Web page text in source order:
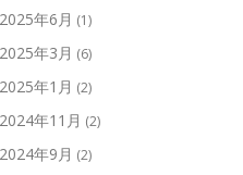
2025年6月 (1)
2025年3月 (6)
2025年1月 (2)
2024年11月 (2)
2024年9月 (2)